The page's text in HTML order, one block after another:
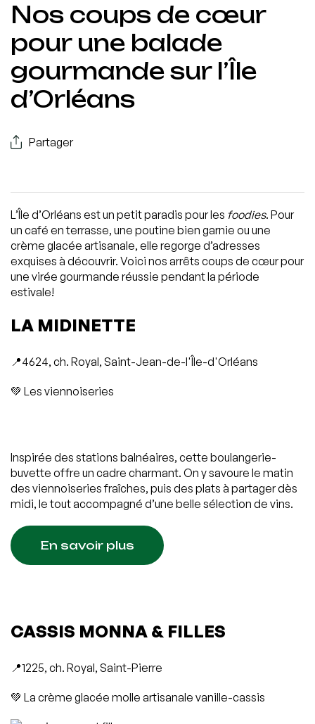
Nos coups de cœur
pour une balade
gourmande sur l’Île
d’Orléans
Partager
L’Île d’Orléans est un petit paradis pour les foodies. Pour
un café en terrasse, une poutine bien garnie ou une
crème glacée artisanale, elle regorge d’adresses
exquises à découvrir. Voici nos arrêts coups de cœur pour
une virée gourmande réussie pendant la période
estivale!
LA MIDINETTE
📍4624, ch. Royal, Saint-Jean-de-l'Île-d'Orléans
💚 Les viennoiseries
Inspirée des stations balnéaires, cette boulangerie-
buvette offre un cadre charmant. On y savoure le matin
des viennoiseries fraîches, puis des plats à partager dès
midi, le tout accompagné d’une belle sélection de vins.
En savoir plus
CASSIS MONNA & FILLES
📍1225, ch. Royal, Saint-Pierre
💚 La crème glacée molle artisanale vanille-cassis